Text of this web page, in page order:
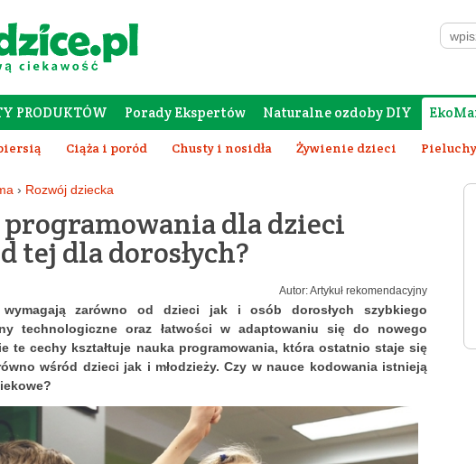
PRODUKTÓW Porady Ekspertów Naturalne ozdoby DIY
Forum Rodziców Galeria Szafing
Ciąża i poród Chusty i nosidła Żywienie dzieci
› Rozwój dziecka
programowania dla dzieci
tej dla dorosłych?
Autor: Artykuł rekomendacyjny
wymagają zarówno od dzieci jak i osób dorosłych szybkiego
technologiczne oraz łatwości w adaptowaniu się do nowego
te cechy kształtuje nauka programowania, która ostatnio staje się
wśród dzieci jak i młodzieży. Czy w nauce kodowania istnieją